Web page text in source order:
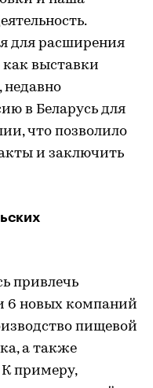
для расширения
как выставки
в Беларусь для
что позволило
и заключить
привлечь
6 новых компаний
пищевой
а также
К примеру,